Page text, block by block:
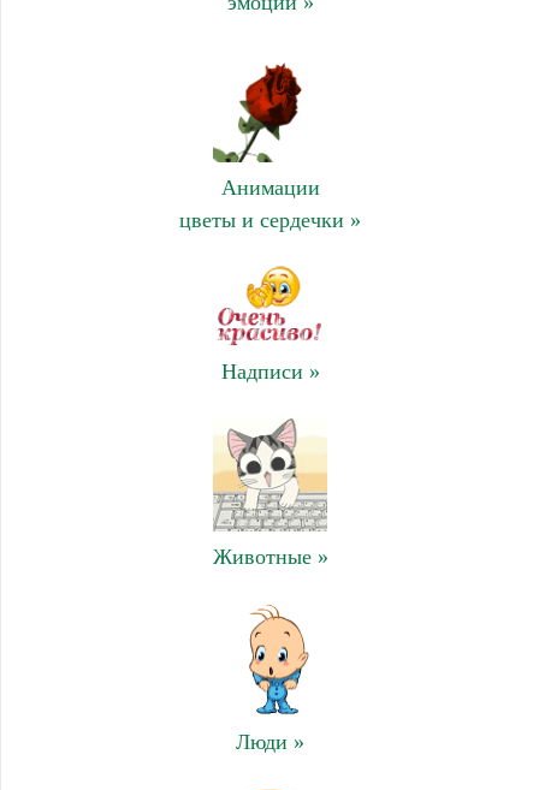
Анимации
цветы и сердечки »
Надписи »
Животные »
Люди »